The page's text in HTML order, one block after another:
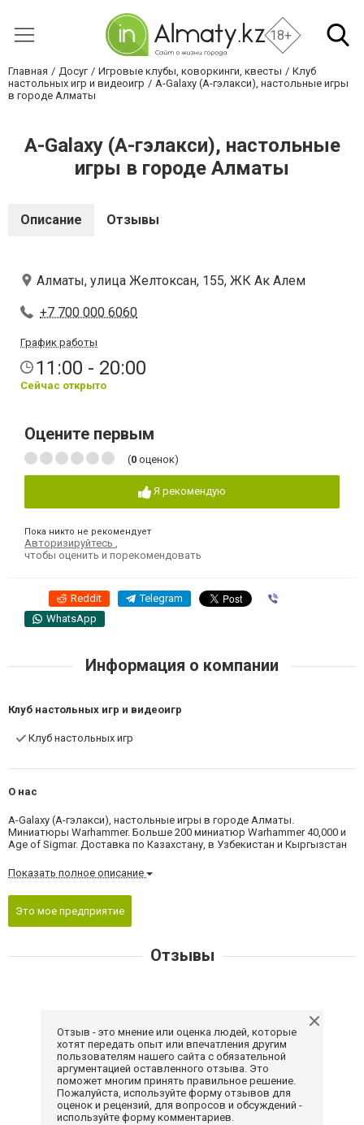
18+
Главная Досуг Игровые клубы, коворкинги, квесты
Клуб
настольных игр и видеоигр
A-Galaxy (А-гэлакси), настольные игры
в городе Алматы
A-Galaxy (А-гэлакси), настольные
игры в городе Алматы
Описание Отзывы
Алматы, улица Желтоксан, 155, ЖК Ак Алем
+7 700 000 6060
График работы
11:00 - 20:00
Сейчас открыто
Оцените первым
(0 оценок)
Я рекомендую
Пока никто не рекомендует
Авторизируйтесь
чтобы оценить и порекомендовать
Reddit Telegram
WhatsApp
Информация о компании
Клуб настольных игр и видеоигр
Клуб настольных игр
О нас
A-Galaxy (А-гэлакси), настольные игры в городе Алматы.
Миниатюры Warhammer. Больше 200 миниатюр Warhammer 40,000 и
Age of Sigmar. Доставка по Казахстану, в Узбекистан и Кыргызстан
Показать полное описание
Это мое предприятие
Отзывы
Отзыв - это мнение или оценка людей, которые
хотят передать опыт или впечатления другим
пользователям нашего сайта с обязательной
аргументацией оставленного отзыва. Это
поможет многим принять правильное решение.
Пожалуйста, используйте форму отзывов для
оценок и рецензий, для вопросов и обсуждений -
используйте форму комментариев.